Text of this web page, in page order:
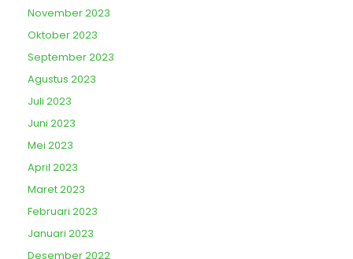
November 2023
Oktober 2023
September 2023
Agustus 2023
Juli 2023
Juni 2023
Mei 2023
April 2023
Maret 2023
Februari 2023
Januari 2023
Desember 2022